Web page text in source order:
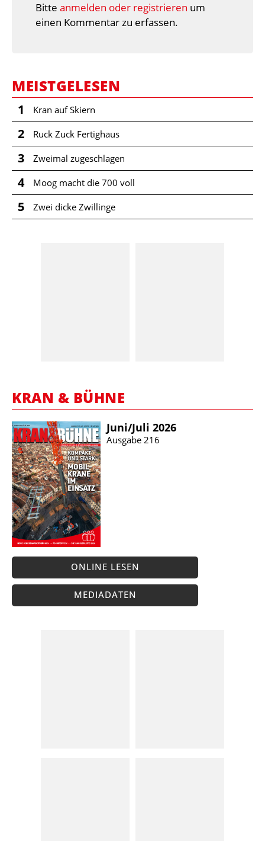
Bitte anmelden oder registrieren um
einen Kommentar zu erfassen.
MEISTGELESEN
1 Kran auf Skiern
2 Ruck Zuck Fertighaus
3 Zweimal zugeschlagen
4 Moog macht die 700 voll
5 Zwei dicke Zwillinge
KRAN & BÜHNE
Juni/​Juli 2026
Ausgabe 216
ONLINE LESEN
MEDIADATEN